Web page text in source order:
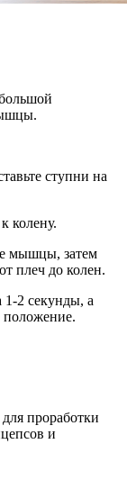
ступни на
колену.
мышцы, затем
плеч до колен.
2 секунды, а
положение.
проработки
и